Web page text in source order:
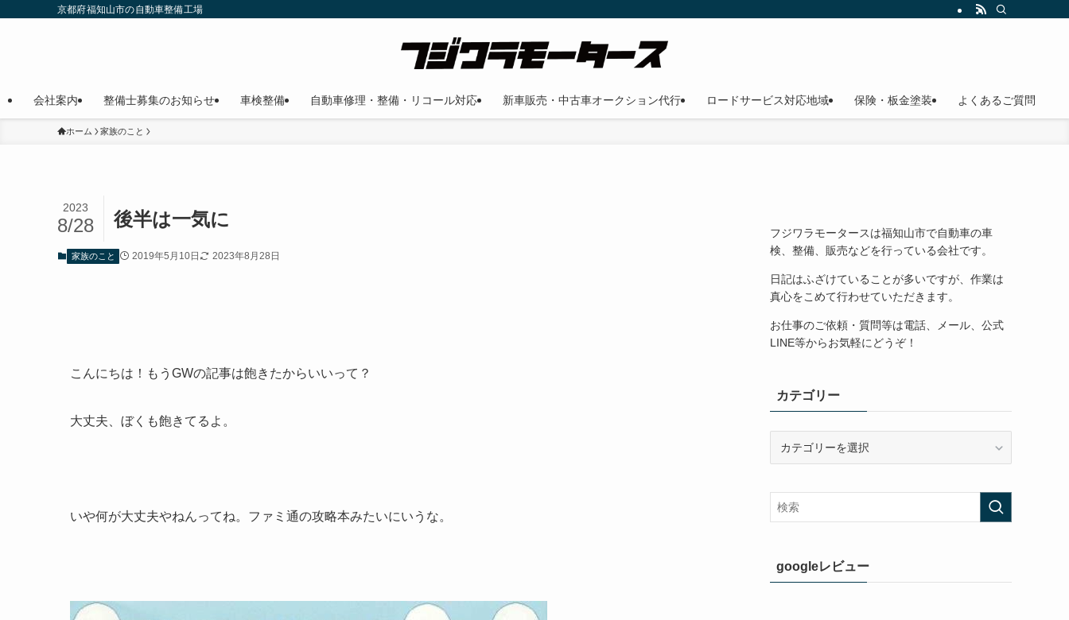
京都府福知山市の自動車整備工場
会社案内 整備士募集のお知らせ 車検整備 自動車修理・整備・リコール対応 新車販売・中古車オークション代行 ロードサービス対応地域 保険・板金塗装 よくあるご質問
ホーム 家族のこと
後半は一気に
2023
8/28
家族のこと 2019年5月10日 2023年8月28日
こんにちは！もうGWの記事は飽きたからいいって？
大丈夫、ぼくも飽きてるよ。
いや何が大丈夫やねんってね。ファミ通の攻略本みたいにいうな。
フジワラモータースは福知山市で自動車の車
検、整備、販売などを行っている会社です。
日記はふざけていることが多いですが、作業は
真心をこめて行わせていただきます。
お仕事のご依頼・質問等は電話、メール、公式
LINE等からお気軽にどうぞ！
カテゴリー
リ
ー
googleレビュー